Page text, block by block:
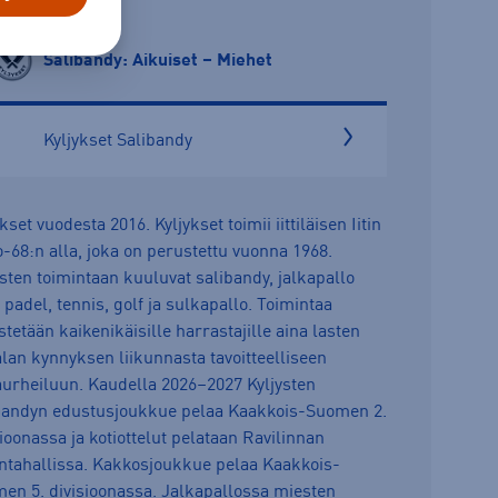
Salibandy: Aikuiset – Miehet
Kyljykset Salibandy
vuodesta 2016. Kyljykset toimii iittiläisen Iitin
68:n alla, joka on perustettu vuonna 1968.
toimintaan kuuluvat salibandy, jalkapallo
padel, tennis, golf ja sulkapallo. Toimintaa
kaikenikäisille harrastajille aina lasten
kynnyksen liikunnasta tavoitteelliseen
Kaudella 2026–2027 Kyljysten
edustusjoukkue pelaa Kaakkois-Suomen 2.
ja kotiottelut pelataan Ravilinnan
Kakkosjoukkue pelaa Kaakkois-
5. divisioonassa. Jalkapallossa miesten